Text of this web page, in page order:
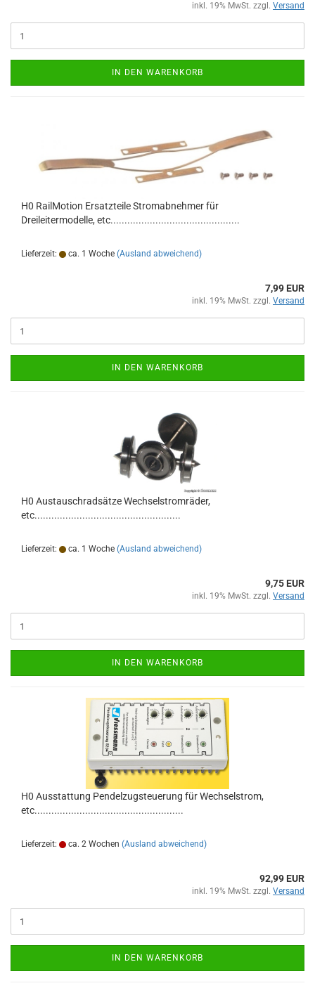
inkl. 19% MwSt. zzgl. Versand
IN DEN WARENKORB
H0 RailMotion Ersatzteile Stromabnehmer für
Dreileitermodelle, etc..............................................
Lieferzeit: ca. 1 Woche (Ausland abweichend)
7,99 EUR
inkl. 19% MwSt. zzgl. Versand
IN DEN WARENKORB
H0 Austauschradsätze Wechselstromräder,
etc....................................................
Lieferzeit: ca. 1 Woche (Ausland abweichend)
9,75 EUR
inkl. 19% MwSt. zzgl. Versand
IN DEN WARENKORB
H0 Ausstattung Pendelzugsteuerung für Wechselstrom,
etc.....................................................
Lieferzeit: ca. 2 Wochen (Ausland abweichend)
92,99 EUR
inkl. 19% MwSt. zzgl. Versand
IN DEN WARENKORB